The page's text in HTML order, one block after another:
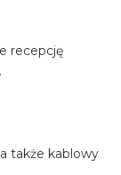
recepcję
także kablowy